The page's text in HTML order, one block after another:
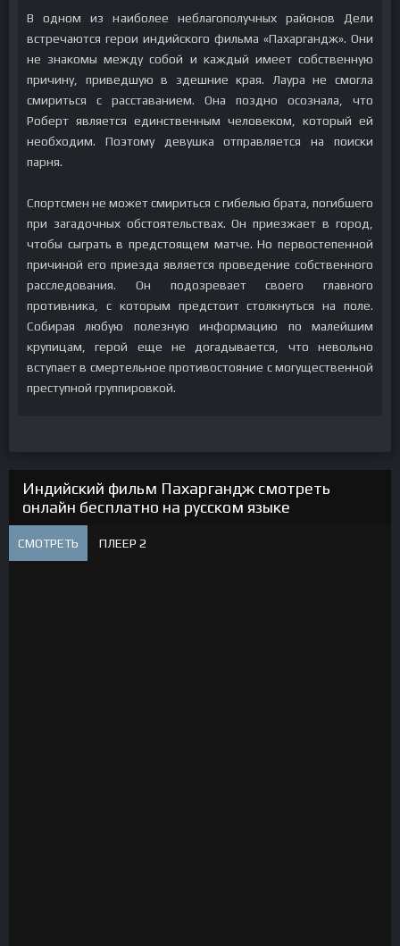
В одном из наиболее неблагополучных районов Дели
встречаются герои индийского фильма «Пахаргандж». Они
не знакомы между собой и каждый имеет собственную
причину, приведшую в здешние края. Лаура не смогла
смириться с расставанием. Она поздно осознала, что
Роберт является единственным человеком, который ей
необходим. Поэтому девушка отправляется на поиски
парня.
Спортсмен не может смириться с гибелью брата, погибшего
при загадочных обстоятельствах. Он приезжает в город,
чтобы сыграть в предстоящем матче. Но первостепенной
причиной его приезда является проведение собственного
расследования. Он подозревает своего главного
противника, с которым предстоит столкнуться на поле.
Собирая любую полезную информацию по малейшим
крупицам, герой еще не догадывается, что невольно
вступает в смертельное противостояние с могущественной
преступной группировкой.
Индийский фильм Пахаргандж смотреть
онлайн бесплатно на русском языке
СМОТРЕТЬ ПЛЕЕР 2